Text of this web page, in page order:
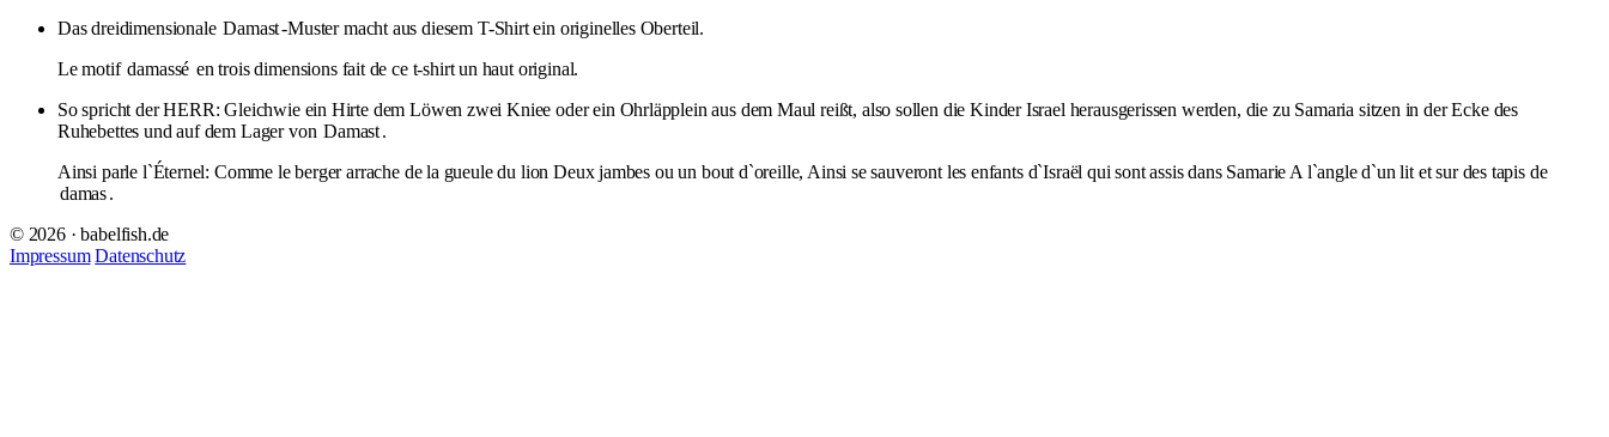
Das dreidimensionale Damast-Muster macht aus diesem T-Shirt ein originelles Oberteil.
Le motif damassé en trois dimensions fait de ce t-shirt un haut original.
So spricht der HERR: Gleichwie ein Hirte dem Löwen zwei Kniee oder ein Ohrläpplein aus dem Maul reißt, also sollen die Kinder Israel herausgerissen werden, die zu Samaria sitzen in der Ecke des
Ruhebettes und auf dem Lager von Damast.
Ainsi parle l`Éternel: Comme le berger arrache de la gueule du lion Deux jambes ou un bout d`oreille, Ainsi se sauveront les enfants d`Israël qui sont assis dans Samarie A l`angle d`un lit et sur des tapis de
damas.
© 2026 · babelfish.de
Impressum Datenschutz